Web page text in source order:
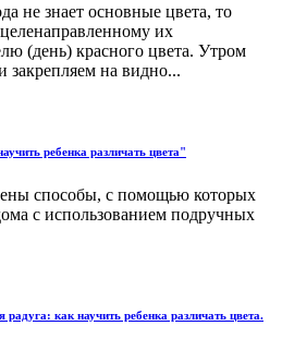
не знает основные цвета, то
их
(день) красного цвета. Утром
на видно...
ребенка различать цвета"
способы, с помощью которых
с использованием подручных
как научить ребенка различать цвета.